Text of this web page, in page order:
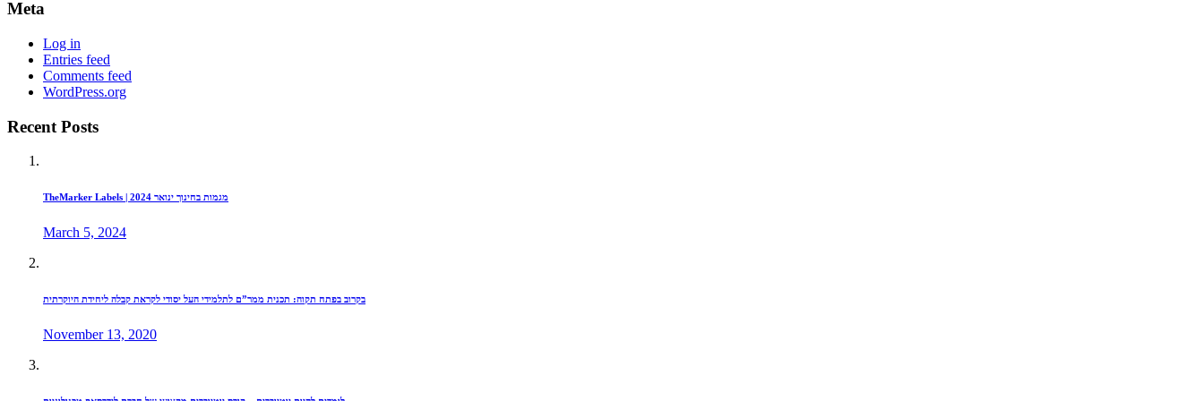
Meta
Log in
Entries feed
Comments feed
WordPress.org
Recent Posts
TheMarker Labels | מגמות בחינוך ינואר 2024
March 5, 2024
בקרוב בפתח תקוה: תכנית ממר”ם לתלמידי העל יסודי לקראת קבלה ליחידת היוקרתית
November 13, 2020